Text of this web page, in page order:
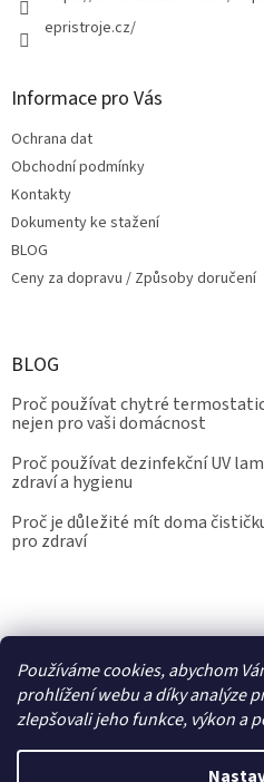
Používáme cookies, abychom
prohlížení webu a díky analýze
zlepšovali jeho funkce, výkon a
epristroje.cz/
Informace pro Vás
Ochrana dat
Obchodní podmínky
Kontakty
Dokumenty ke stažení
BLOG
Ceny za dopravu / Způsoby doručení
BLOG
Proč používat chytré
nejen pro vaši domácnost
Proč používat dezinfekční UV
zdraví a hygienu
Proč je důležité mít doma
pro zdraví